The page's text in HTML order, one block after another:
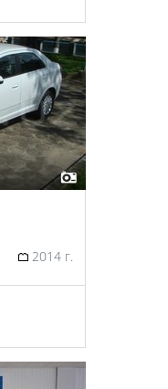
2014 г.